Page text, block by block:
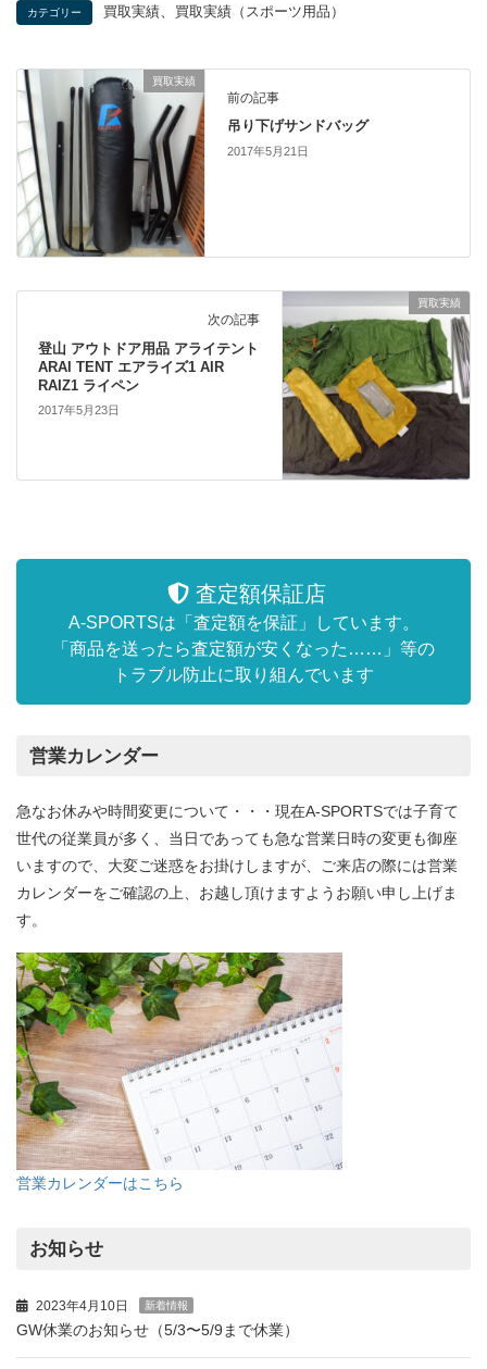
カテゴリー 買取実績 買取実績（スポーツ用品）
買取実績
前の記事
吊り下げサンドバッグ
2017年5月21日
買取実績
次の記事
登山 アウトドア用品 アライテント
ARAI TENT エアライズ1 AIR
RAIZ1 ライペン
2017年5月23日
査定額保証店
A-SPORTSは「査定額を保証」しています。
「商品を送ったら査定額が安くなった……」等の
トラブル防止に取り組んでいます
営業カレンダー
急なお休みや時間変更について・・・現在A-SPORTSでは子育て
世代の従業員が多く、当日であっても急な営業日時の変更も御座
いますので、大変ご迷惑をお掛けしますが、ご来店の際には営業
カレンダーをご確認の上、お越し頂けますようお願い申し上げま
す。
営業カレンダーはこちら
お知らせ
2023年4月10日 新着情報
GW休業のお知らせ（5/3〜5/9まで休業）